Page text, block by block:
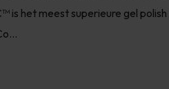
is het meest superieure gel